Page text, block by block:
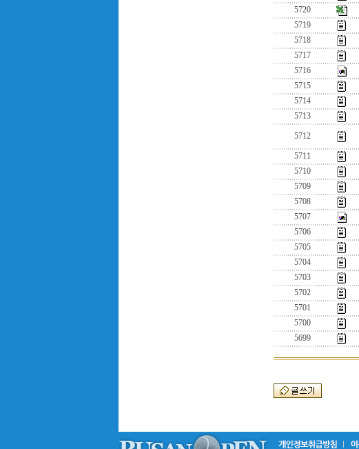
5720
5719
5718
5717
5716
5715
5714
5713
5712
5711
5710
5709
5708
5707
5706
5705
5704
5703
5702
5701
5700
5699